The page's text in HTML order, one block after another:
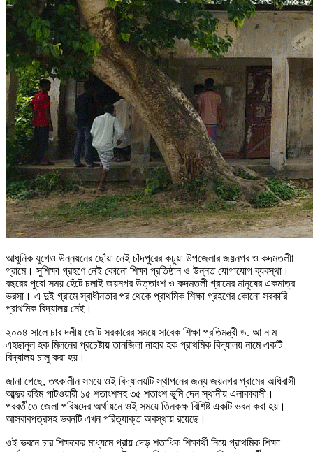
আধুনিক যুগেও উন্নয়নের ছোঁয়া নেই চাঁদপুরের কচুয়া উপজেলার জয়নগর ও কদমতলীা
গ্রামে। সুশিক্ষা গ্রহণে নেই কোনো শিক্ষা প্রতিষ্ঠান ও উন্নত যোগাযোগ ব্যবস্থা।
বছরের পুরো সময় হেঁটে চলাই জয়নগর উত্তাংশ ও কদমতলী গ্রামের মানুষের একমাত্র
ভরসা। এ দুই গ্রামে স্বাধীনতার পর থেকে প্রাথমিক শিক্ষা গ্রহণের কোনো সরকারি
প্রাথমিক বিদ্যালয় নেই।
২০০৪ সালে চার দলীয় জোট সরকারের সময়ে সাবেক শিক্ষা প্রতিমন্ত্রী ড. আ ন ম
এহছানুল হক মিলনের প্রচেষ্টায় তানজিলা নাহার হক প্রাথমিক বিদ্যালয় নামে একটি
বিদ্যালয় চালু করা হয়।
জানা গেছে, তৎকালীন সময়ে ওই বিদ্যালয়টি স্থাপনের জন্য জয়নগর গ্রামের অধিবাসী
আব্দুর রহিম পাটওয়ারী ১৫ শতাংশসহ ৩৫ শতাংশ ভূমি দেন স্থানীয় এলাকাবাসী।
পরবর্তীতে জেলা পরিষদের অর্থায়নে ওই সময়ে তিনকক্ষ বিশিষ্ট একটি ভবন করা হয়।
আসবাবপত্রসহ ভবনটি এখন পরিত্যাক্ত অবস্থায় রয়েছে।
ওই ভবনে চার শিক্ষকের মাধ্যমে প্রায় দেড় শতাধিক শিক্ষার্থী নিয়ে প্রাথমিক শিক্ষা